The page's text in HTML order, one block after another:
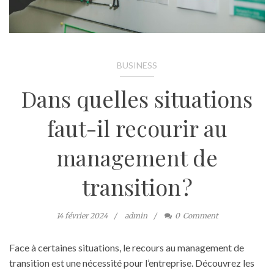
BUSINESS
Dans quelles situations
faut-il recourir au
management de
transition ?
14 février 2024 admin 0 Comment
Face à certaines situations, le recours au management de
transition est une nécessité pour l’entreprise. Découvrez les